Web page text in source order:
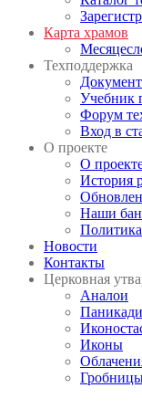
Карта храмов
Техподдержка
Учебник
Форум
Вход в
О проекте
О
История
Наши
Новости
Контакты
Церковная
Аналои
Иконы